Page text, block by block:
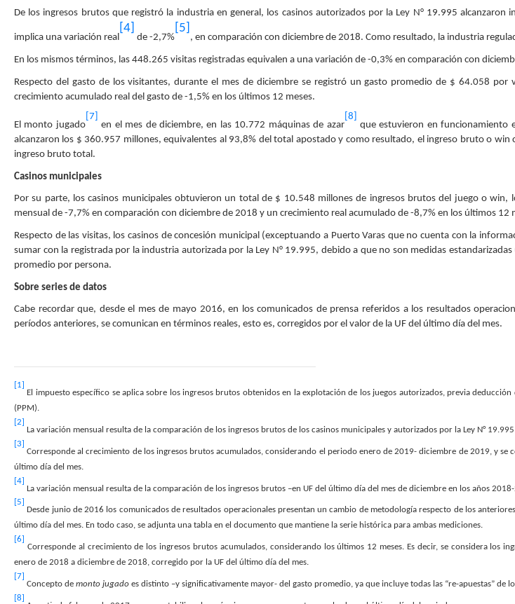
De los ingresos brutos que registró la industria en general, los casinos autorizados por la Ley N° 19.995
implica una variación real
[4]
de -2,7%
[5]
, en comparación con diciembre de 2018. Como resultado, la industria
En los mismos términos, las 448.265 visitas registradas equivalen a una variación de -0,3% en comparación con
Respecto del gasto de los visitantes, durante el mes de diciembre se registró un gasto promedio de $ 64.058
crecimiento acumulado real del gasto de -1,5% en los últimos 12 meses.
El monto jugado
[7]
en el mes de diciembre, en las 10.772 máquinas de azar
[8]
que estuvieron en funcionamiento
alcanzaron los $ 360.957 millones, equivalentes al 93,8% del total apostado y como resultado, el ingreso bruto o
ingreso bruto total.
Casinos municipales
Por su parte, los casinos municipales obtuvieron un total de $ 10.548 millones de ingresos brutos del juego o
mensual de -7,7% en comparación con diciembre de 2018 y un crecimiento real acumulado de -8,7% en los últimos 12
Respecto de las visitas, los casinos de concesión municipal (exceptuando a Puerto Varas que no cuenta con la
sumar con la registrada por la industria autorizada por la Ley N° 19.995, debido a que no son medidas
promedio por persona.
Sobre series de datos
Cabe recordar que, desde el mes de mayo 2016, en los comunicados de prensa referidos a los resultados
períodos anteriores, se comunican en términos reales, esto es, corregidos por el valor de la UF del último día del mes.
[1]
El impuesto específico se aplica sobre los ingresos brutos obtenidos en la explotación de los juegos autorizados, previa
(PPM).
[2]
La variación mensual resulta de la comparación de los ingresos brutos de los casinos municipales y autorizados por la Ley N°
[3]
Corresponde al crecimiento de los ingresos brutos acumulados, considerando el periodo enero de 2019- diciembre de 2019, y
último día del mes.
[4]
La variación mensual resulta de la comparación de los ingresos brutos –en UF del último día del mes de diciembre en los años 2018-
[5]
Desde junio de 2016 los comunicados de resultados operacionales presentan un cambio de metodología respecto de los
último día del mes. En todo caso, se adjunta una tabla en el documento que mantiene la serie histórica para ambas mediciones.
[6]
Corresponde al crecimiento de los ingresos brutos acumulados, considerando los últimos 12 meses. Es decir, se considera los
enero de 2018 a diciembre de 2018, corregido por la UF del último día del mes.
[7]
Concepto de monto jugado es distinto –y significativamente mayor- del gasto promedio, ya que incluye todas las “re-apuestas” de
[8]